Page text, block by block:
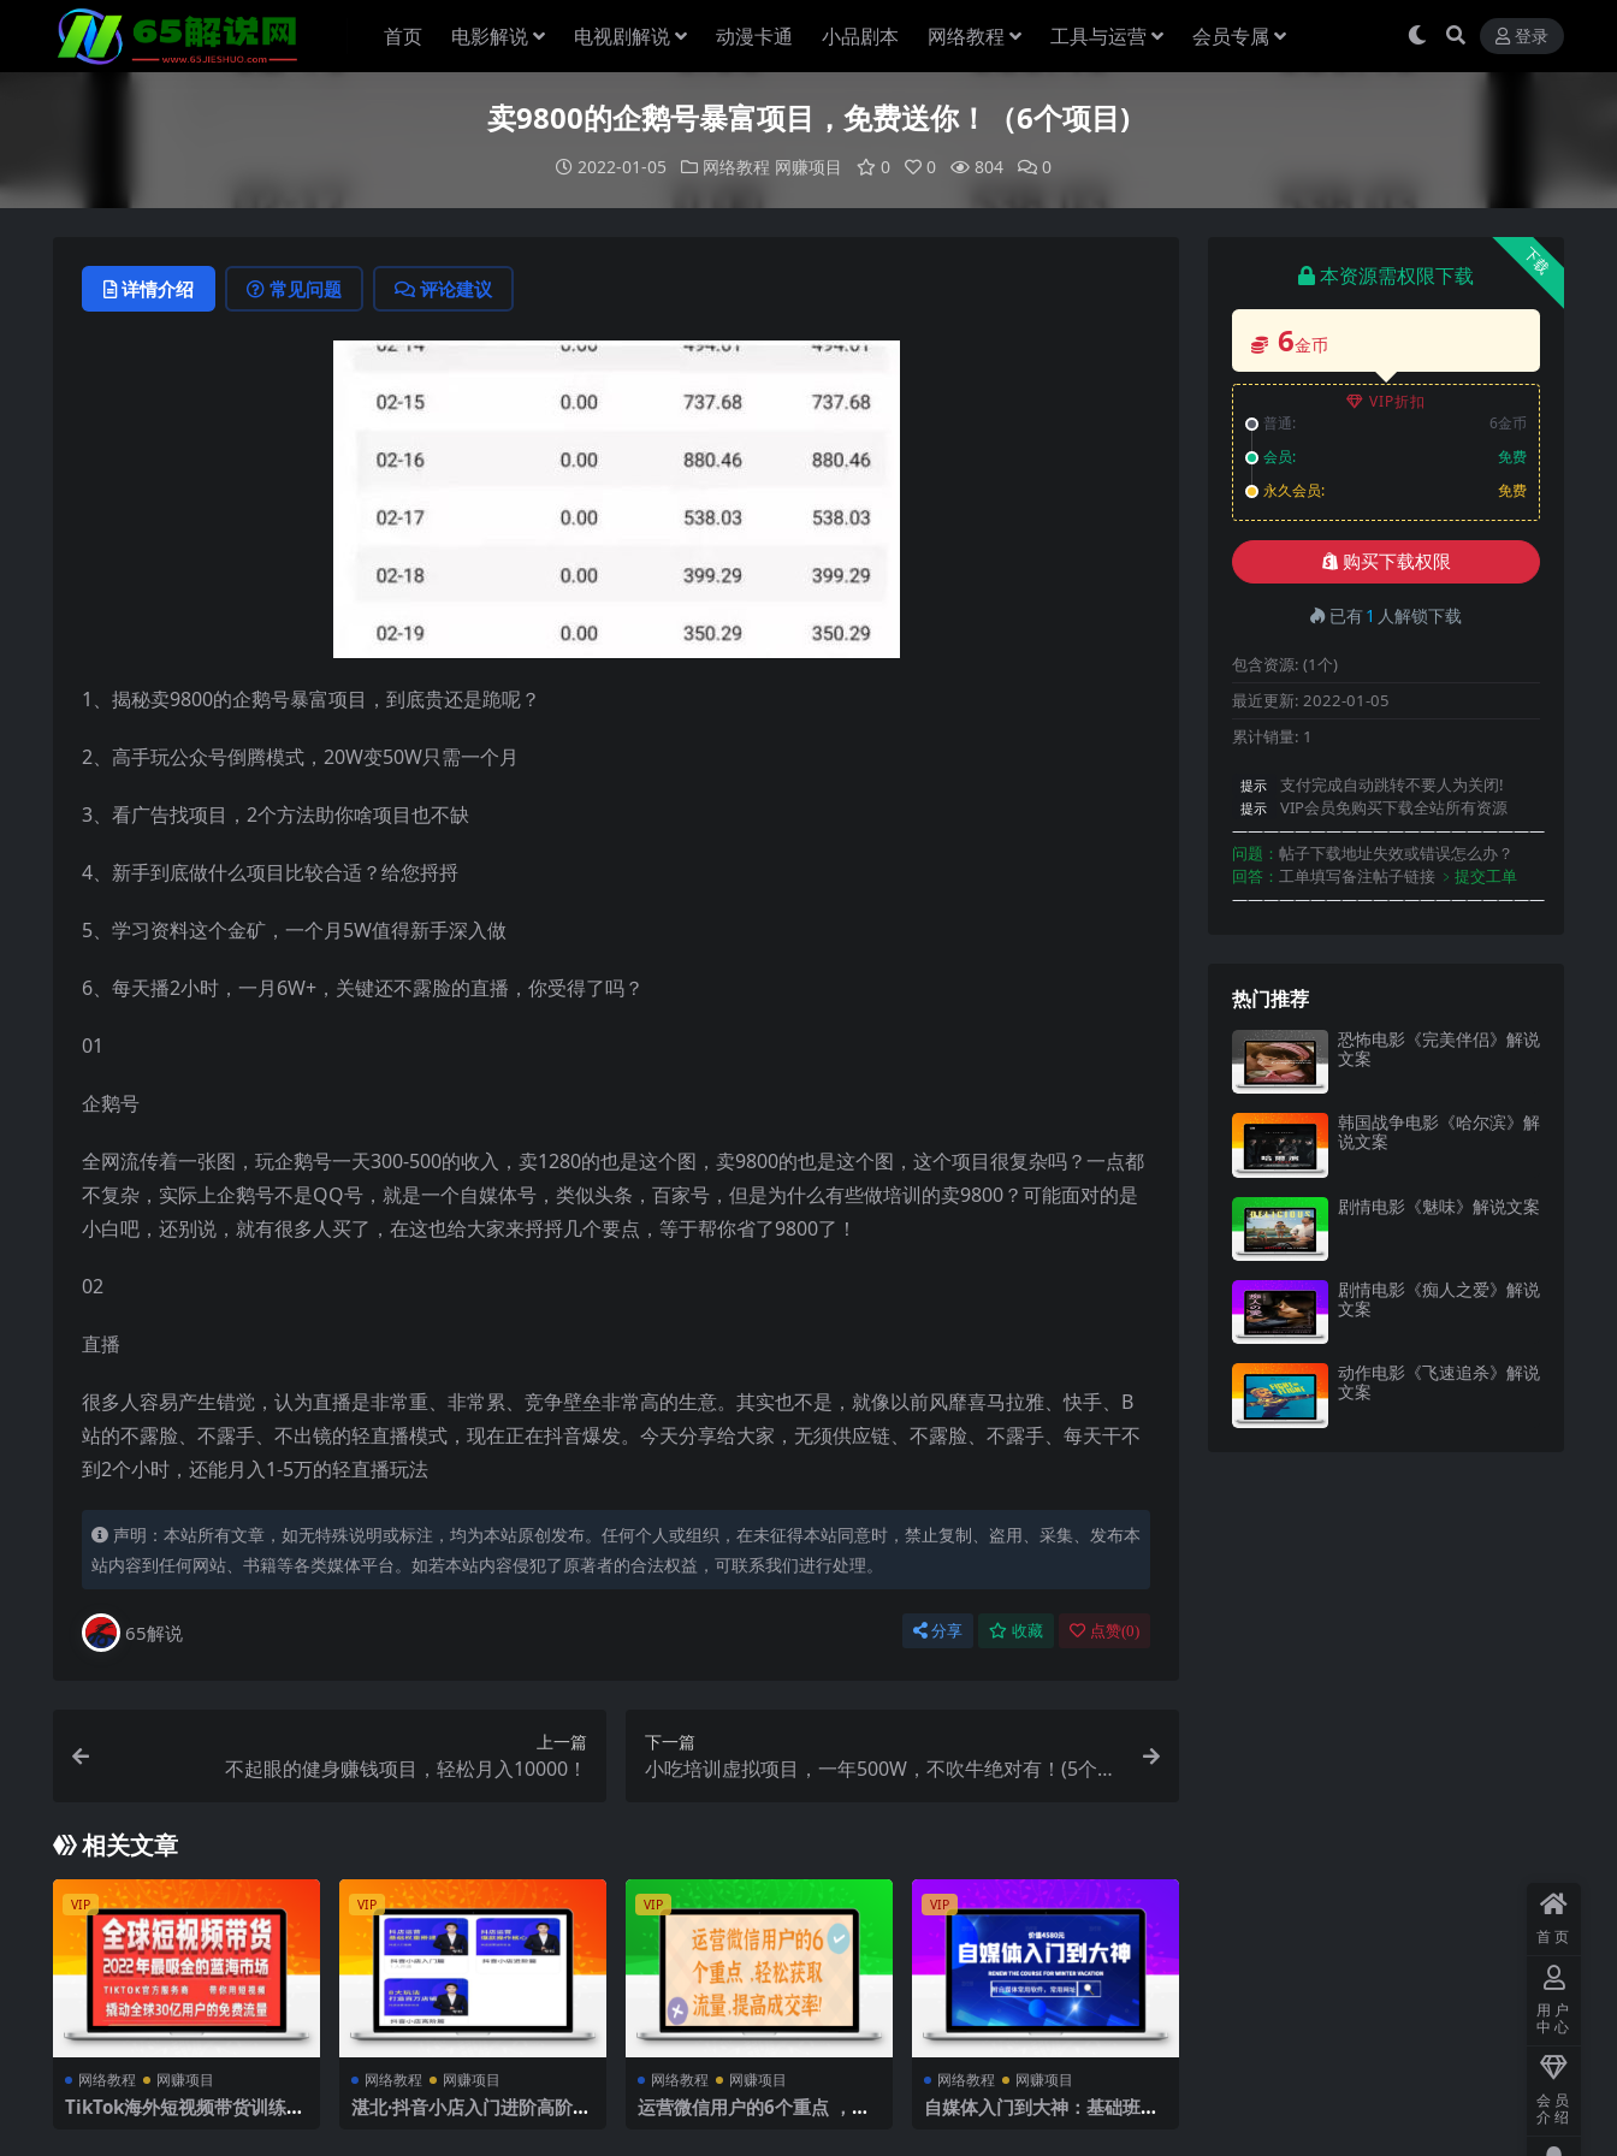
首页 电影解说 电视剧解说 动漫卡通 小品剧本 网络教程 工具与运营 会员专属 登录
卖9800的企鹅号暴富项目，免费送你！（6个项目)
2022-01-05 网络教程 网赚项目 0 0 804 0
详情介绍 常见问题 评论建议
1、揭秘卖9800的企鹅号暴富项目，到底贵还是跪呢？
2、高手玩公众号倒腾模式，20W变50W只需一个月
3、看广告找项目，2个方法助你啥项目也不缺
4、新手到底做什么项目比较合适？给您捋捋
5、学习资料这个金矿，一个月5W值得新手深入做
6、每天播2小时，一月6W+，关键还不露脸的直播，你受得了吗？
01
企鹅号
全网流传着一张图，玩企鹅号一天300-500的收入，卖1280的也是这个图，卖9800的也是这个图，​这个项目很复杂吗？一点都
不复杂，实际上企鹅号不是QQ号，就是一个自媒体号，类似头条，百家号，但是为什么​有些做培训的卖9800？可能面对的是
小白吧，还别说，就有很多人买了，在这也给大家来捋捋几个要点，​等于帮你省了9800了！
02
直播
很多人容易产生错觉，认为直播是非常重、非常累、竞争壁垒非常高的生意​。其实也不是，就像以前风靡喜马拉雅、快手、B
站的不露脸、不露手、不出镜的轻直播模式，现在正在抖音爆发。今天分享给大家，无须供应链、不露脸、不露手、每天干不
到2个小时，还能月入1-5万的轻直播玩法
声明：本站所有文章，如无特殊说明或标注，均为本站原创发布。任何个人或组织，在未征得本站同意时，禁止复制、盗用、采集、发布本
站内容到任何网站、书籍等各类媒体平台。如若本站内容侵犯了原著者的合法权益，可联系我们进行处理。
65解说 分享 收藏 点赞(0)
上一篇
不起眼的健身赚钱项目，轻松月入10000！
下一篇
小吃培训虚拟项目，一年500W，不吹牛绝对有！(5个项
相关文章
VIP
网络教程 网赚项目
TikTok海外短视频带货训练
VIP
网络教程 网赚项目
湛北·抖音小店入门进阶高阶合
VIP
网络教程 网赚项目
运营微信用户的6个重点 ，轻
VIP
网络教程 网赚项目
自媒体入门到大神：基础班
下载
本资源需权限下载
6金币
VIP折扣
普通:
6金币
会员:
免费
永久会员:
免费
购买下载权限
已有1 人解锁下载
包含资源: (1个)
最近更新: 2022-01-05
累计销量: 1
提示 支付完成自动跳转不要人为关闭!
提示
VIP会员免购买下载全站所有资源
————————————————————
问题： 帖子下载地址失效或错误怎么办？
回答： 工单填写备注帖子链接 ﹥提交工单
————————————————————
热门推荐
恐怖电影《完美伴侣》解说
文案
韩国战争电影《哈尔滨》解
说文案
剧情电影《魅味》解说文案
剧情电影《痴人之爱》解说
文案
动作电影《飞速追杀》解说
文案
首页
用户
中心
会员
介绍